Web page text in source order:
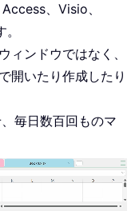
、Visio、
ィンドウではなく、
開いたり作成したり
毎日数百回ものマ